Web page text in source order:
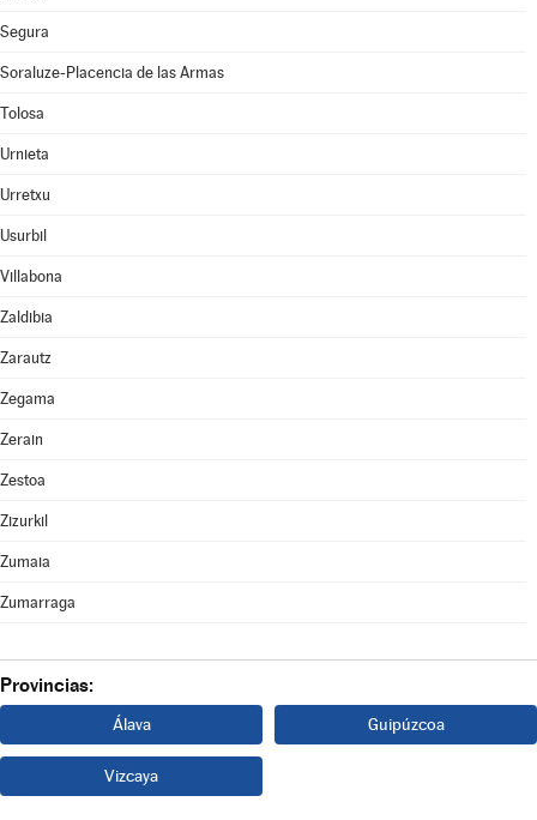
Segura
Soraluze-Placencia de las Armas
Tolosa
Urnieta
Urretxu
Usurbil
Villabona
Zaldibia
Zarautz
Zegama
Zerain
Zestoa
Zizurkil
Zumaia
Zumarraga
Provincias:
Álava Guipúzcoa
Vizcaya